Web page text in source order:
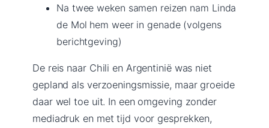
Na twee weken samen reizen nam Linda
de Mol hem weer in genade (volgens
berichtgeving)
De reis naar Chili en Argentinië was niet
gepland als verzoeningsmissie, maar groeide
daar wel toe uit. In een omgeving zonder
mediadruk en met tijd voor gesprekken,